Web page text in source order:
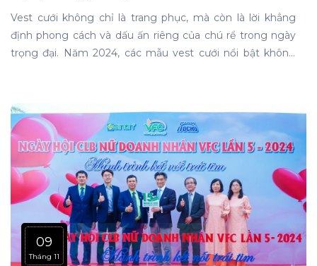
Vest cưới không chỉ là trang phục, mà còn là lời khẳng
định phong cách và dấu ấn riêng của chú rể trong ngày
trọng đại. Năm 2024, các mẫu vest cưới nổi bật không
vest cưới "gây bão" trong năm nay nhé!
09
Tháng 11